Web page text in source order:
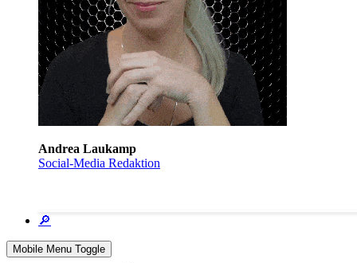
Andrea Laukamp
Social-Media Redaktion
🔎
Mobile Menu Toggle